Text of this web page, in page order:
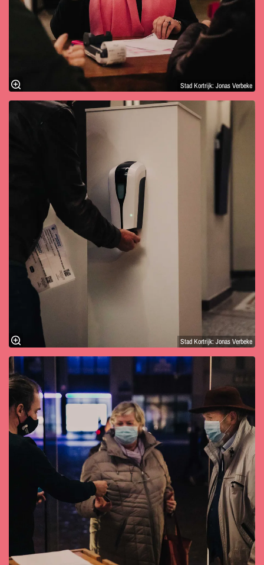
Stad Kortrijk: Jonas Verbeke
Stad Kortrijk: Jonas Verbeke